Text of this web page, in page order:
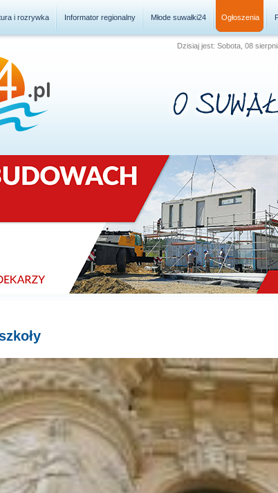
i rozrywka Informator regionalny Młode suwałki24 Ogłoszenia
Dzisiaj jest: Sobota, 08